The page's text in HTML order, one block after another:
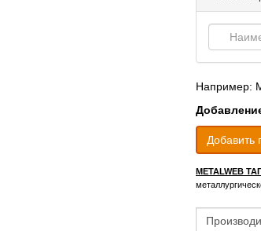
Например:
Добавить
METALWEB